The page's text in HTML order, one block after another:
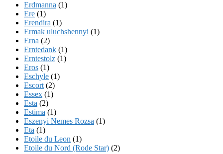
Erdmanna (1)
Ere (1)
Erendira (1)
Ermak uluchshennyi (1)
Erna (2)
Erntedank (1)
Erntestolz (1)
Eros (1)
Eschyle (1)
Escort (2)
Essex (1)
Esta (2)
Estima (1)
Eszenyi Nemes Rozsa (1)
Eta (1)
Etoile du Leon (1)
Etoile du Nord (Rode Star) (2)